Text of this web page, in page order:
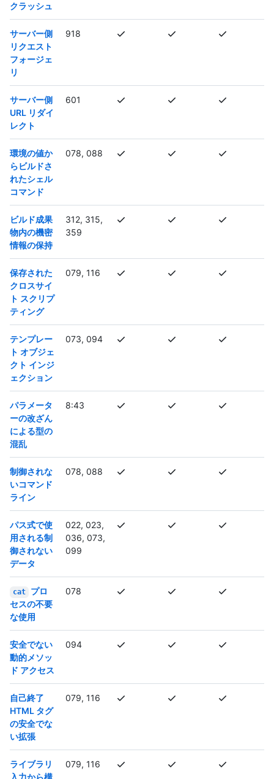
クラッシュ
サーバー側
リクエスト
フォージェ
リ
918
サーバー側
URL リダイ
レクト
601
環境の値か
らビルドさ
れたシェル
コマンド
078, 088
ビルド成果
物内の機密
情報の保持
312, 315,
359
保存された
クロスサイ
ト スクリプ
ティング
079, 116
テンプレー
ト オブジェ
クト インジ
ェクション
073, 094
パラメータ
ーの改ざん
による型の
混乱
8:43
制御されな
いコマンド
ライン
078, 088
パス式で使
用される制
御されない
データ
022, 023,
036, 073,
099
cat
プロ
セスの不要
な使用
078
安全でない
動的メソッ
ド アクセス
094
自己終了
HTML タグ
の安全でな
い拡張
079, 116
ライブラリ
079, 116